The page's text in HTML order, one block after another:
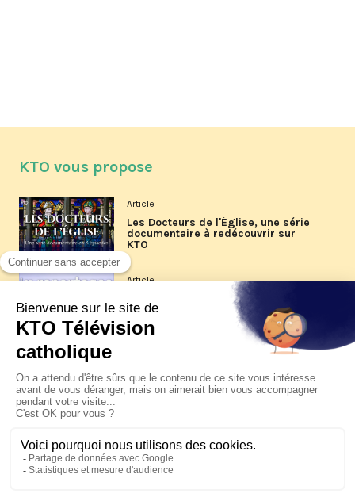
KTO vous propose
Article
Les Docteurs de l'Église, une série
documentaire à redécouvrir sur
KTO
Article
Les reportages d'été 2026 de KTO
La visite pastorale du pape Léon
XIV à Assise à suivre sur KTO le
jeudi 6 août
Le pape en Uruguay, Argentine et
Pérou du 6 au 17 novembre 2026